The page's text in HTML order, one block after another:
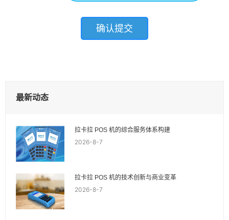
最新动态
拉卡拉 POS 机的综合服务体系构建
2026-8-7
拉卡拉 POS 机的技术创新与商业变革
2026-8-7